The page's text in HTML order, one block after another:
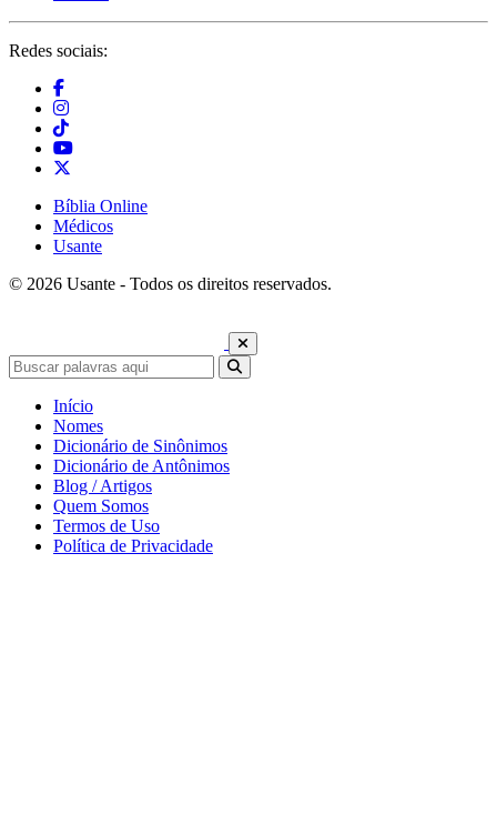
Redes sociais:
Bíblia Online
Médicos
Usante
© 2026 Usante - Todos os direitos reservados.
Início
Nomes
Dicionário de Sinônimos
Dicionário de Antônimos
Blog / Artigos
Quem Somos
Termos de Uso
Política de Privacidade